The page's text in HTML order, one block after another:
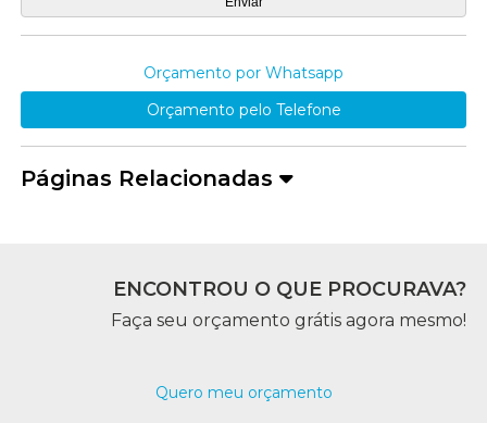
Orçamento por Whatsapp
Orçamento pelo Telefone
Páginas Relacionadas
ENCONTROU O QUE PROCURAVA?
Faça seu orçamento grátis agora mesmo!
Quero meu orçamento